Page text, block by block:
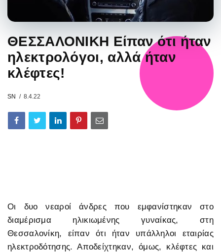
ΘΕΣΣΑΛΟΝΙΚΗ Είπαν ότι ήταν
ηλεκτρολόγοι, αλλά ήταν
κλέφτες!
SN 8.4.22
Οι δυο νεαροί άνδρες που εμφανίστηκαν στο
διαμέρισμα ηλικιωμένης γυναίκας, στη
Θεσσαλονίκη, είπαν ότι ήταν υπάλληλοι εταιρίας
ηλεκτροδότησης. Αποδείχτηκαν, όμως, κλέφτες και